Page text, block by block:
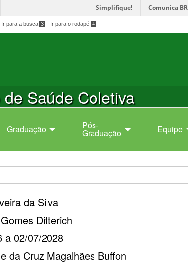
Simplifique! Comunica BR
Ir para a busca 3 Ir para o rodapé 4
Saúde Coletiva
Graduação Pós-
Graduação Equipe
da Silva
Ditterich
a 02/07/2028
da Cruz Magalhães Buffon